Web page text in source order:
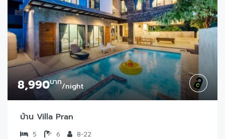
8,990บาท/night
บ้าน Villa Pran
5 6
8-22